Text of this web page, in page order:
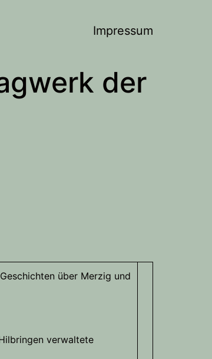
Impressum
der
über Merzig und
verwaltete